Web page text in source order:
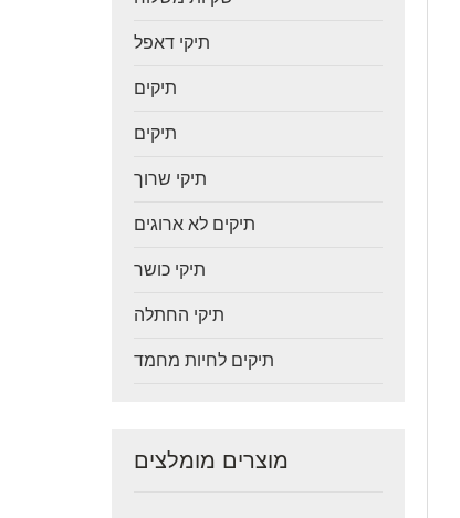
תיקי דאפל
תיקים
תיקים
תיקי שרוך
תיקים לא ארוגים
תיקי כושר
תיקי החתלה
תיקים לחיות מחמד
מוצרים מומלצים